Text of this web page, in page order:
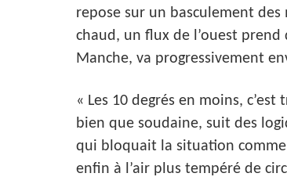
repose sur un basculement des
chaud, un flux de l’ouest
Manche, va progressivement
« Les 10 degrés en moins,
bien que soudaine, suit des
qui bloquait la situation
enfin à l’air plus tempéré de